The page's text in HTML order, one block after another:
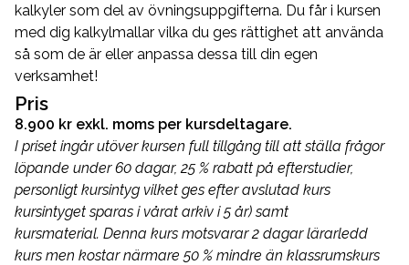
kalkyler som del av övningsuppgifterna. Du får i kursen
med dig kalkylmallar vilka du ges rättighet att använda
så som de är eller anpassa dessa till din egen
verksamhet!
Pris
8.900 kr exkl. moms per kursdeltagare.
I priset ingår utöver kursen full tillgång till att ställa frågor
löpande under 60 dagar, 25 % rabatt på efterstudier,
personligt kursintyg vilket ges efter avslutad kurs
kursintyget sparas i vårat arkiv i 5 år) samt
kursmaterial. Denna kurs motsvarar 2 dagar lärarledd
kurs men kostar närmare 50 % mindre än klassrumskurs